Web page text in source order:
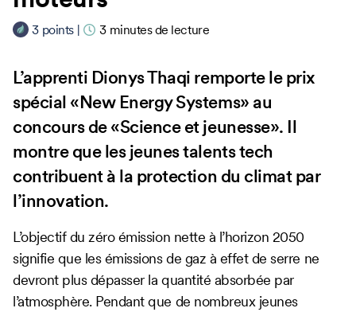
3 points | 3 minutes de lecture
L’apprenti Dionys Thaqi remporte le prix
spécial «New Energy Systems» au
concours de «Science et jeunesse». Il
montre que les jeunes talents tech
contribuent à la protection du climat par
l’innovation.
L’objectif du zéro émission nette à l’horizon 2050
signifie que les émissions de gaz à effet de serre ne
devront plus dépasser la quantité absorbée par
l’atmosphère. Pendant que de nombreux jeunes